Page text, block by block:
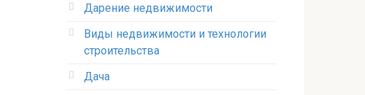
Дарение недвижимости
Виды недвижимости и технологии
строительства
Дача